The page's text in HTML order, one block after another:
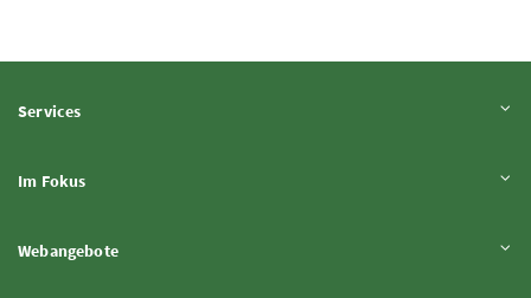
ServicesInhalt aufklappen
Im FokusInhalt aufklappen
WebangeboteInhalt aufklappen